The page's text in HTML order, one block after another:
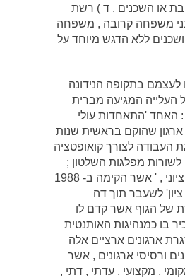
או השכנים . ד ) רשת
בני משפחה קרובה , משפחה
ללא הדגש מיוחד על
לעצמם בתקופה הנידונה
העלייה המגיעה מברית
האחד 'התאחדות עולי
שהוקם בראשית שנות
העבודה לצורך קואופטציה
לשורות מפלגות השלטון ;
והאחר 'הפורום הציוני , ' אשר הקימה ב- 1988
לשעבר תוך דה
של הגוף אשר קדם לו
בו כמנהיגות האותנטית
ארגונים ארציים אלה
ורסיסי ארגונים , אשר
, מקצועי , עדתי , דתי ,